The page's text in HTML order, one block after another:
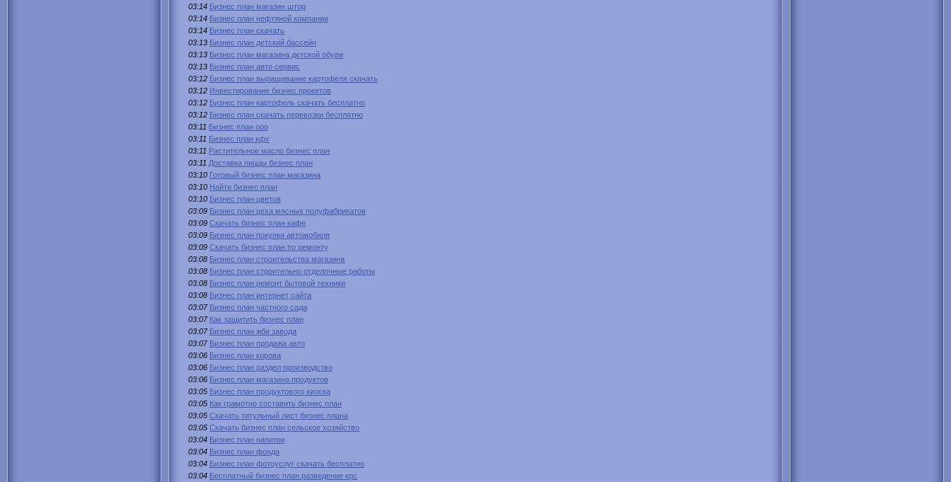
03:14 Бизнес план магазин штор
03:14 Бизнес план нефтяной компании
03:14 Бизнес план скачать
03:13 Бизнес план детский бассейн
03:13 Бизнес план магазина детской обуви
03:13 Бизнес план авто сервис
03:12 Бизнес план выращивание картофеля скачать
03:12 Инвестирование бизнес проектов
03:12 Бизнес план картофель скачать бесплатно
03:12 Бизнес план скачать перевозки бесплатно
03:11 Бизнес план ооо
03:11 Бизнес план кфх
03:11 Растительное масло бизнес план
03:11 Доставка пиццы бизнес план
03:10 Готовый бизнес план магазина
03:10 Найти бизнес план
03:10 Бизнес план цветов
03:09 Бизнес план цеха мясных полуфабрикатов
03:09 Скачать бизнес план кафе
03:09 Бизнес план покупки автомобиля
03:09 Скачать бизнес план по ремонту
03:08 Бизнес план строительства магазина
03:08 Бизнес план строительно отделочные работы
03:08 Бизнес план ремонт бытовой техники
03:08 Бизнес план интернет сайта
03:07 Бизнес план частного сада
03:07 Как защитить бизнес план
03:07 Бизнес план жби завода
03:07 Бизнес план продажа авто
03:06 Бизнес план корова
03:06 Бизнес план раздел производство
03:06 Бизнес план магазина продуктов
03:05 Бизнес план продуктового киоска
03:05 Как грамотно составить бизнес план
03:05 Скачать титульный лист бизнес плана
03:05 Скачать бизнес план сельское хозяйство
03:04 Бизнес план напитки
03:04 Бизнес план фонда
03:04 Бизнес план фотоуслуг скачать бесплатно
03:04 Бесплатный бизнес план разведение крс